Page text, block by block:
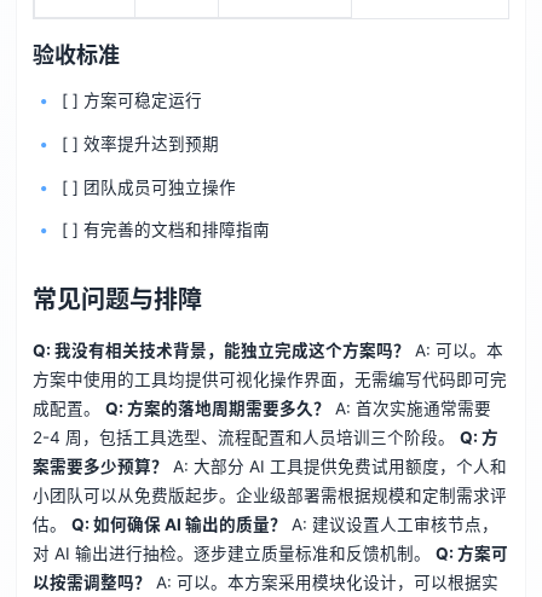
验收标准
[ ] 方案可稳定运行
[ ] 效率提升达到预期
[ ] 团队成员可独立操作
[ ] 有完善的文档和排障指南
常见问题与排障
Q: 我没有相关技术背景，能独立完成这个方案吗？
A: 可以。本
方案中使用的工具均提供可视化操作界面，无需编写代码即可完
成配置。 Q: 方案的落地周期需要多久？
A: 首次实施通常需要
2-4 周，包括工具选型、流程配置和人员培训三个阶段。 Q: 方
案需要多少预算？
A: 大部分 AI 工具提供免费试用额度，个人和
小团队可以从免费版起步。企业级部署需根据规模和定制需求评
估。 Q: 如何确保 AI 输出的质量？
A: 建议设置人工审核节点，
对 AI 输出进行抽检。逐步建立质量标准和反馈机制。 Q: 方案可
以按需调整吗？
A: 可以。本方案采用模块化设计，可以根据实